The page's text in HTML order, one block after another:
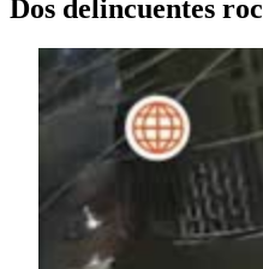
Dos delincuentes